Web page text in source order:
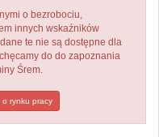
o bezrobociu,
innych wskaźników
te nie są dostępne dla
do do zapoznania
Śrem.
rynku pracy